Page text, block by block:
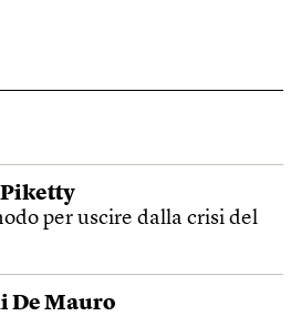
per uscire dalla crisi del
De Mauro